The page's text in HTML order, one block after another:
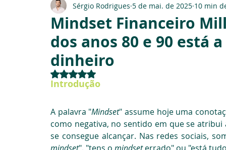
Imobiliário Sustentabilidade Impostos
Mindset Financeiro
dos anos 80 e 90 está
dinheiro
Sérgio Rodrigues 5 de mai. de 2025 10 min
Avaliado com NaN de 5 estrelas.
Introdução
A palavra "Mindset" assume hoje uma
como negativa, no sentido em que se atribui